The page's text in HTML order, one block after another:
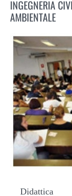
INGEGNERIA
AMBIENTALE
Didattica